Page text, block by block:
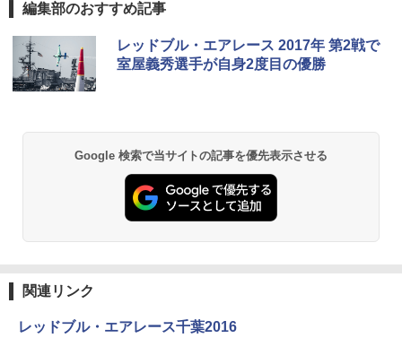
編集部のおすすめ記事
レッドブル・エアレース 2017年 第2戦で
室屋義秀選手が自身2度目の優勝
Google 検索で当サイトの記事を優先表示させる
関連リンク
レッドブル・エアレース千葉2016